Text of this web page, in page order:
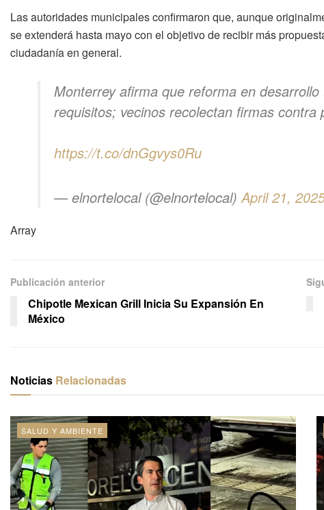
Las autoridades municipales confirmaron que, aunque
se extenderá hasta mayo con el objetivo de recibir más
ciudadanía en general.
Monterrey afirma que reforma en
requisitos; vecinos recolectan firmas contra
https://t.co/dnGgvys0Ru
— elnortelocal (@elnortelocal) April 21,
Array
Publicación anterior
Chipotle Mexican Grill Inicia Su Expansión En
México
Noticias Relacionadas
SALUD Y AMBIENTE